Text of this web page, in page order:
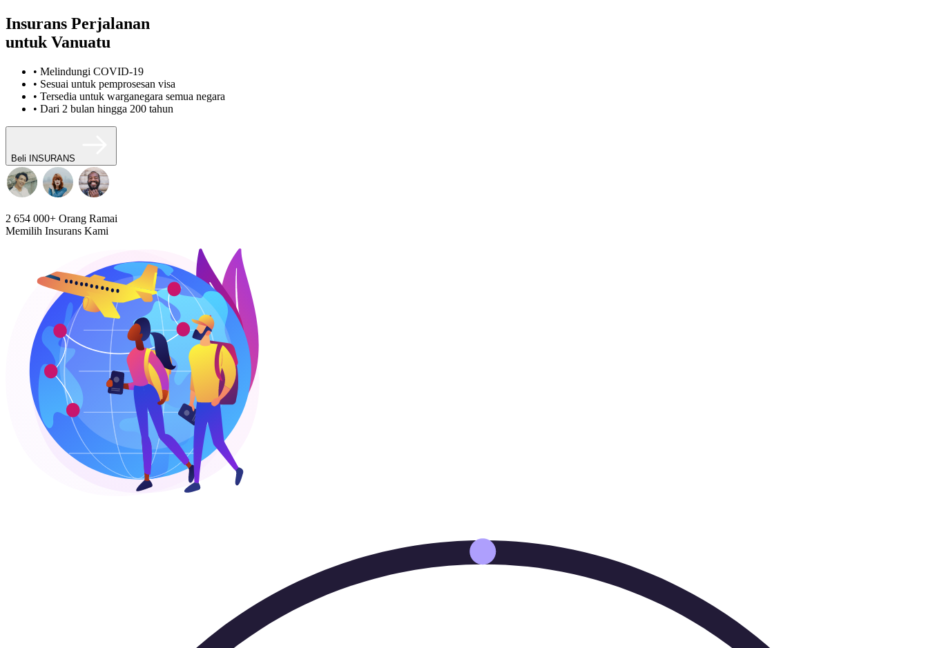
Insurans Perjalanan
untuk Vanuatu
• Melindungi COVID-19
• Sesuai untuk pemprosesan visa
• Tersedia untuk warganegara semua negara
• Dari 2 bulan hingga 200 tahun
Beli INSURANS
2 654 000+ Orang Ramai
Memilih Insurans Kami